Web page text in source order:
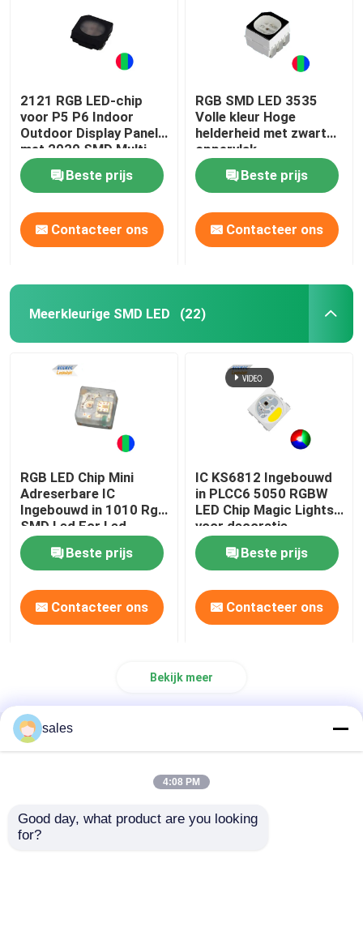
2121 RGB LED-chip
voor P5 P6 Indoor
Outdoor Display Panel
met 2020 SMD Multi
Color LED
Beste prijs
Contacteer ons
RGB SMD LED 3535
Volle kleur Hoge
helderheid met zwart
oppervlak
Beste prijs
Contacteer ons
Meerkleurige SMD LED (22)
RGB LED Chip Mini
Adreserbare IC
Ingebouwd in 1010 Rgb
SMD Led For Led
Screen Full Color LED
DisplayBeste prijs
Contacteer ons
IC KS6812 Ingebouwd
in PLCC6 5050 RGBW
LED Chip Magic Lights
voor decoratie
Beste prijs
Contacteer ons
Bekijk meer
Thuis
Sitemap
Privacybeleid
KwaliteitHoogste SMD-leidenChina
sales
4:08 PM
Good day, what product are you looking
for?